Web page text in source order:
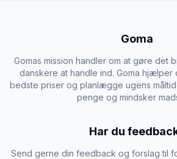
Goma
Gomas mission handler om at gøre det
danskere at handle ind. Goma hjælper
bedste priser og planlægge ugens
penge og mindsker
Har du
Send gerne din feedback og forslag til